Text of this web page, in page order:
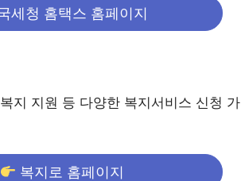
세청 홈택스 홈페이지
지 지원 등 다양한 복지서비스 신청 가
복지로 홈페이지